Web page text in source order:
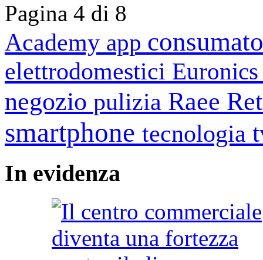
Pagina 4 di 8
Academy app
elettrodomestici
negozio pulizia Raee
smartphone tecnologia
In evidenza